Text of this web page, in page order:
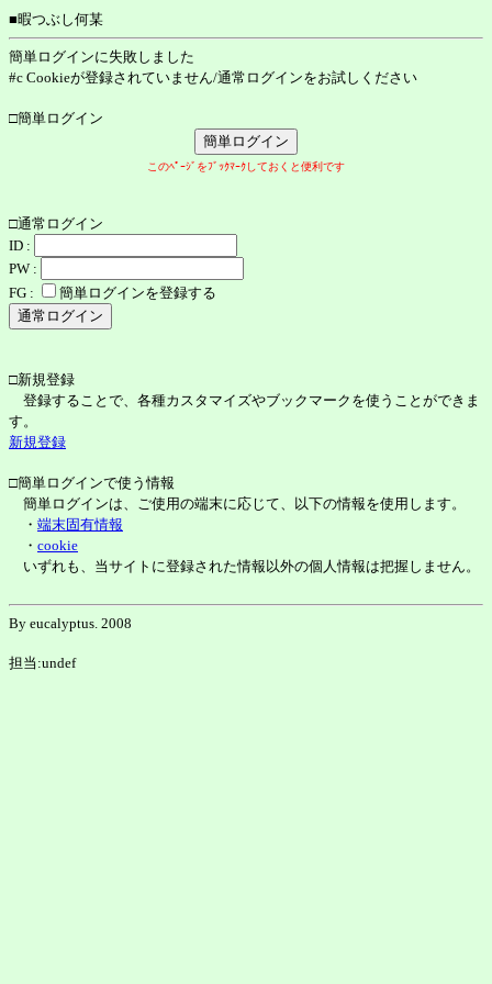
■暇つぶし何某
簡単ログインに失敗しました
#c Cookieが登録されていません/通常ログインをお試しください
□簡単ログイン
このﾍﾟｰｼﾞをﾌﾞｯｸﾏｰｸしておくと便利です
□通常ログイン
ID :
PW :
FG :
簡単ログインを登録する
□新規登録
登録することで、各種カスタマイズやブックマークを使うことができま
す。
新規登録
□簡単ログインで使う情報
簡単ログインは、ご使用の端末に応じて、以下の情報を使用します。
・ 端末固有情報
・ cookie
いずれも、当サイトに登録された情報以外の個人情報は把握しません。
By eucalyptus. 2008
担当:undef